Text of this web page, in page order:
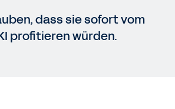
dass sie sofort vom
profitieren würden.